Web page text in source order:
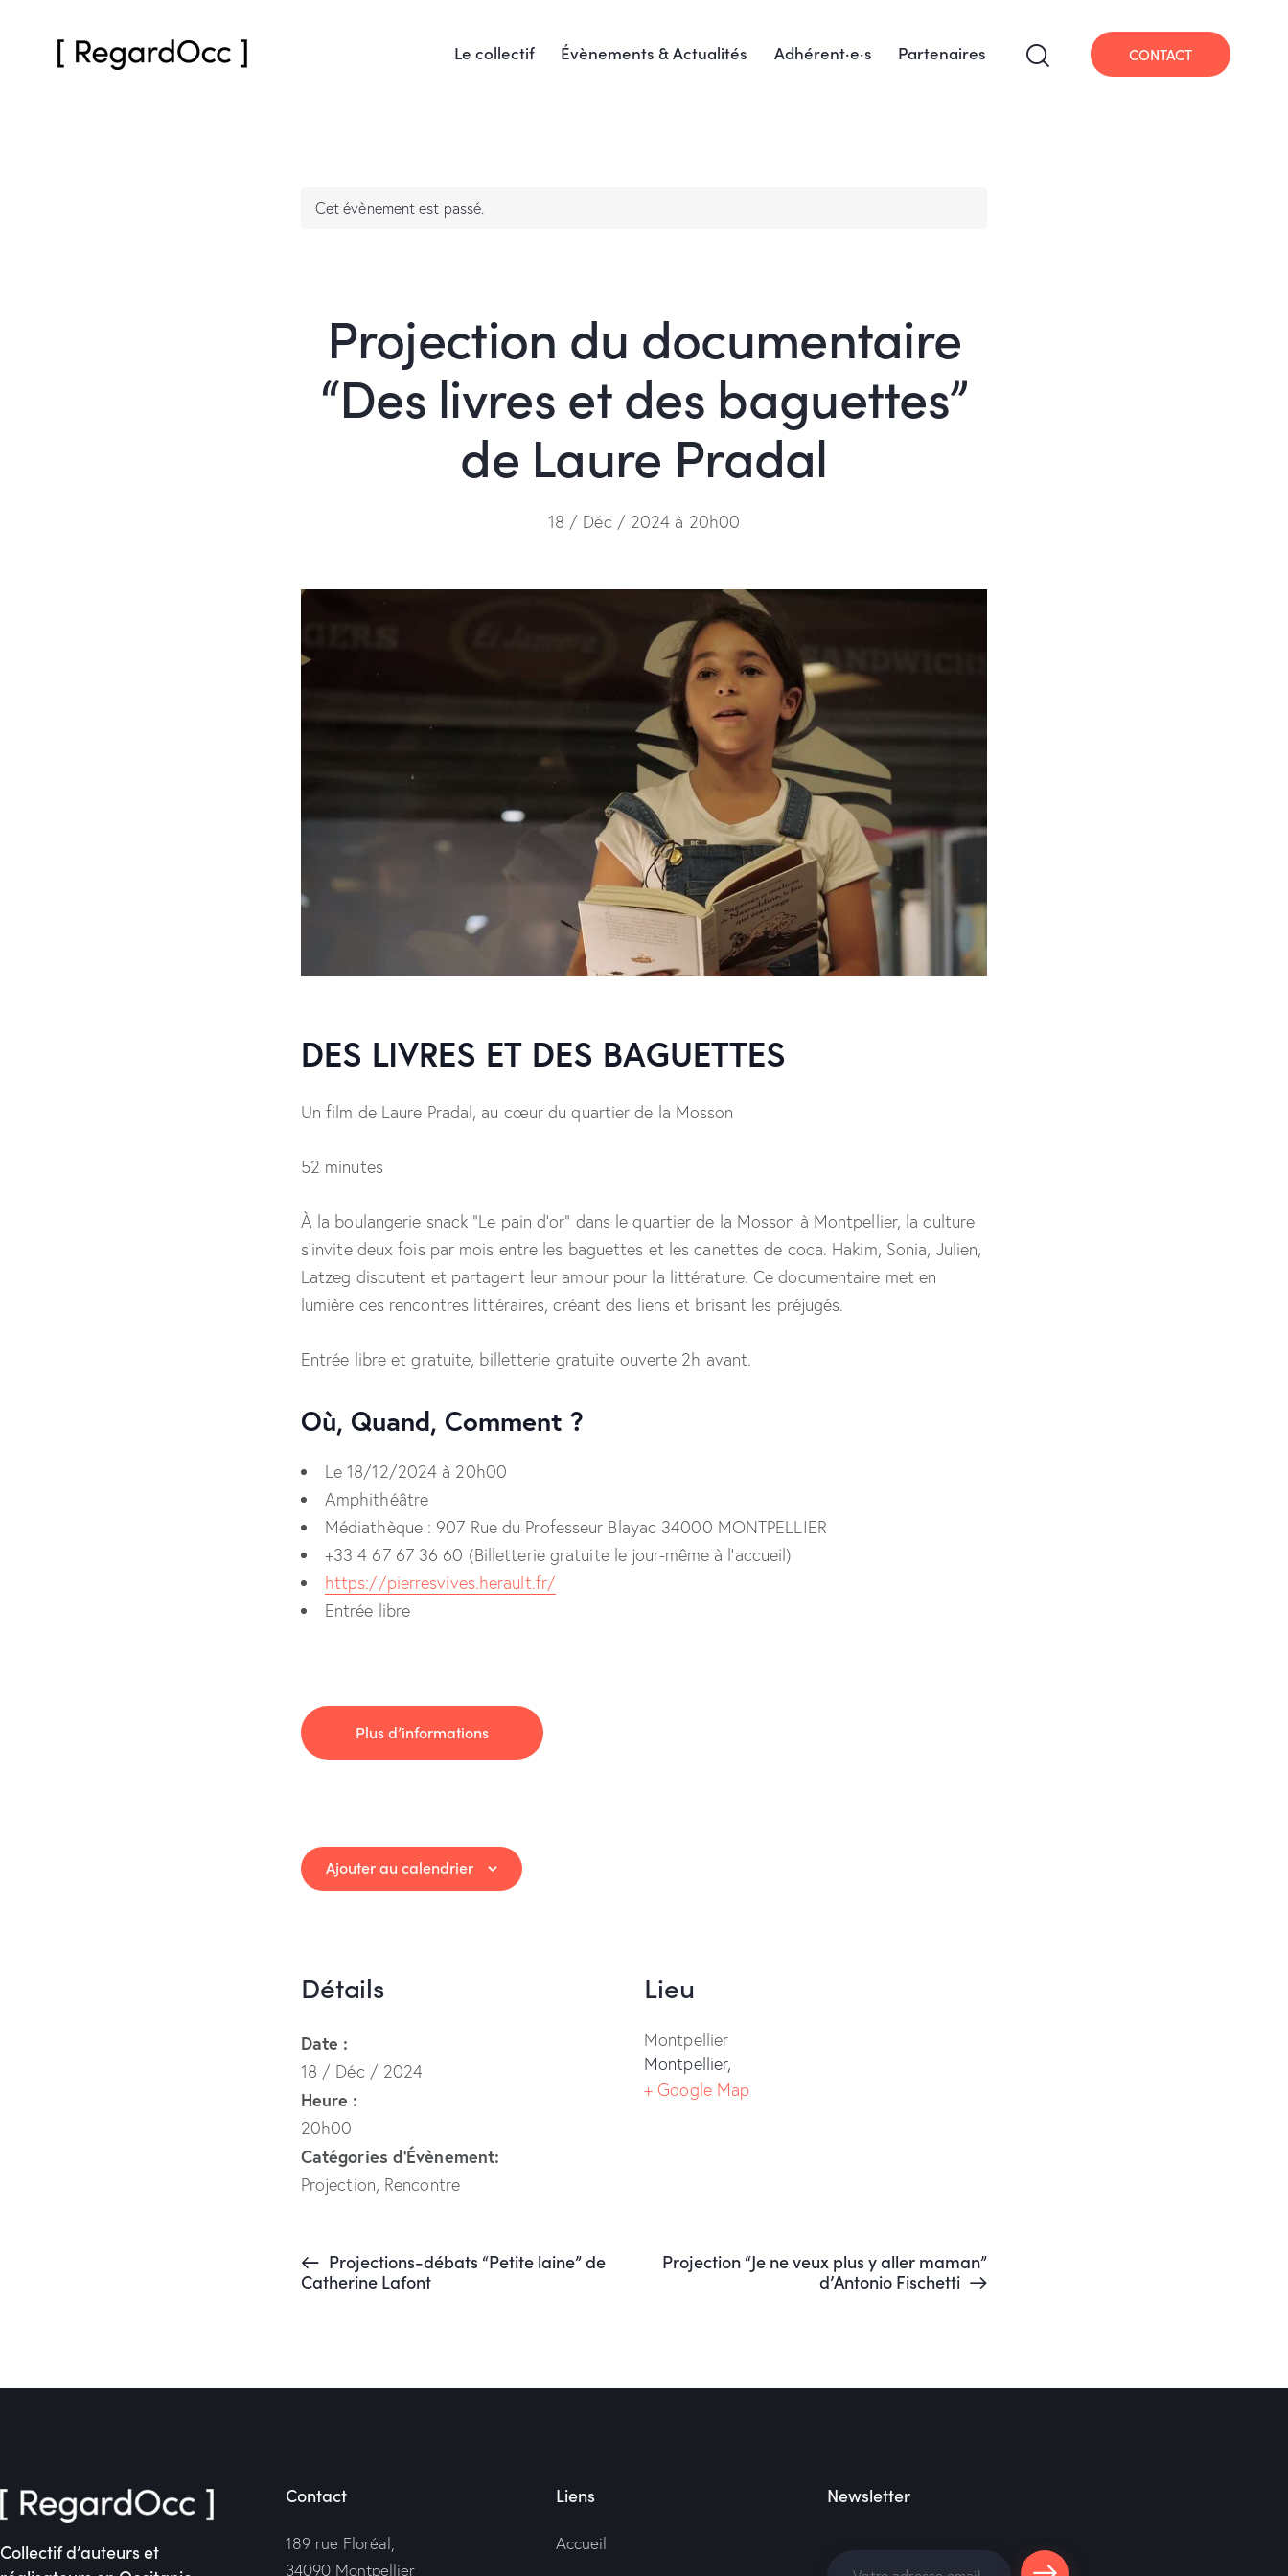
Le collectif Évènements & Actualités Adhérent·e·s Partenaires CONTACT
Cet évènement est passé.
Projection du documentaire
“Des livres et des baguettes”
de Laure Pradal
18 / Déc / 2024 à 20h00
DES LIVRES ET DES BAGUETTES
Un film de Laure Pradal, au cœur du quartier de la Mosson
52 minutes
À la boulangerie snack “Le pain d’or” dans le quartier de la Mosson à Montpellier, la culture
s’invite deux fois par mois entre les baguettes et les canettes de coca. Hakim, Sonia, Julien,
Latzeg discutent et partagent leur amour pour la littérature. Ce documentaire met en
lumière ces rencontres littéraires, créant des liens et brisant les préjugés.
Entrée libre et gratuite, billetterie gratuite ouverte 2h avant.
Où, Quand, Comment ?
Le 18/12/2024 à 20h00
Amphithéâtre
Médiathèque : 907 Rue du Professeur Blayac 34000 MONTPELLIER
+33 4 67 67 36 60 (Billetterie gratuite le jour-même à l’accueil)
https://pierresvives.herault.fr/
Entrée libre
Plus d’informations
Ajouter au calendrier
Détails
Date :
18 / Déc / 2024
Heure :
20h00
Catégories d’Évènement:
Projection, Rencontre
Lieu
Montpellier
Montpellier,
+ Google Map
Projections-débats “Petite laine” de
Catherine Lafont
Projection “Je ne veux plus y aller maman”
d’Antonio Fischetti
Collectif d’auteurs et
Contact
189 rue Floréal,
34090 Montpellier
Liens
Accueil
Newsletter